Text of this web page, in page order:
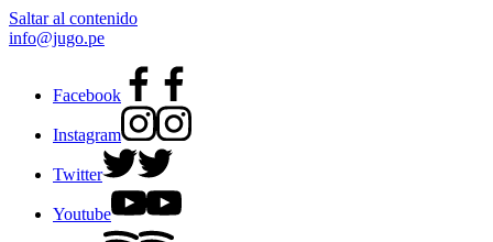
Saltar al contenido
info@jugo.pe
Facebook
Instagram
Twitter
Youtube